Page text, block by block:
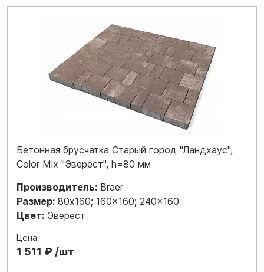
Бетонная брусчатка Старый город "Ландхаус",
Color Mix "Эверест", h=80 мм
Производитель: Braer
Размер: 80x160; 160x160; 240x160
Цвет: Эверест
Цена
1 511 ₽ /шт